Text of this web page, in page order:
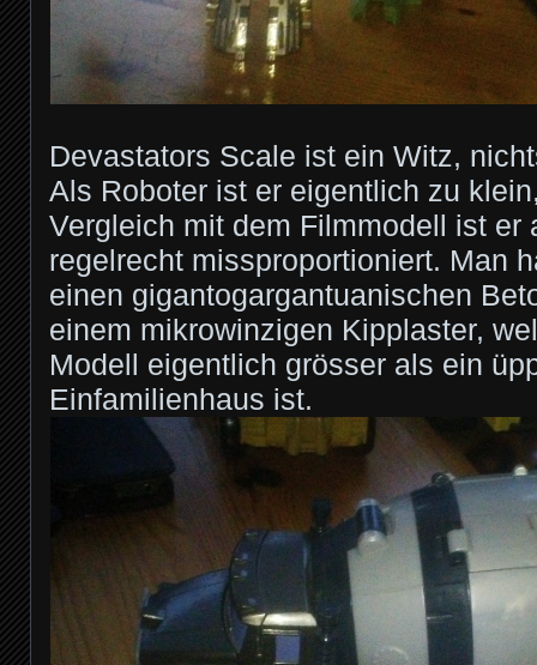
Devastators Scale ist ein Witz,
Als Roboter ist er eigentlich zu
Vergleich mit dem Filmmodell ist er
regelrecht missproportioniert. Man
einen gigantogargantuanischen
einem mikrowinzigen Kipplaster,
Modell eigentlich grösser als ein
Einfamilienhaus ist.